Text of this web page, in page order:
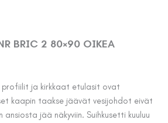
BRIC 2 80×90 OIKEA
profiilit ja kirkkaat etulasit ovat
kaapin taakse jäävät vesijohdot eivät
jää näkyviin. Suihkusetti kuuluu